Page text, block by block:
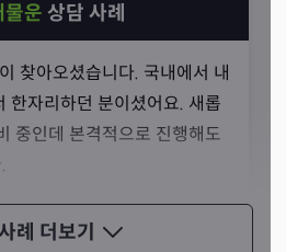
례 더보기
물운 상담 사례
찾아오셨습니다. 국내에서 내
한자리하던 분이셨어요. 새롭
중인데 본격적으로 진행해도
투쟁과 시비가 많이 들어올 것
인 사업 운은 좋지만 조상님들